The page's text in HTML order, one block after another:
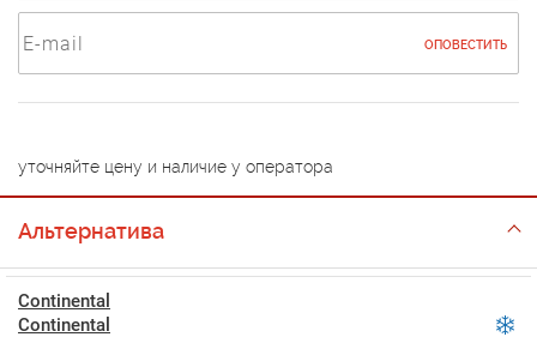
ОПОВЕСТИТЬ
уточняйте цену и наличие у оператора
Альтернатива
Continental
Continental